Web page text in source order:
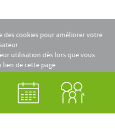
des cookies pour améliorer votre
utilisation dès lors que vous
lien de cette page
plus